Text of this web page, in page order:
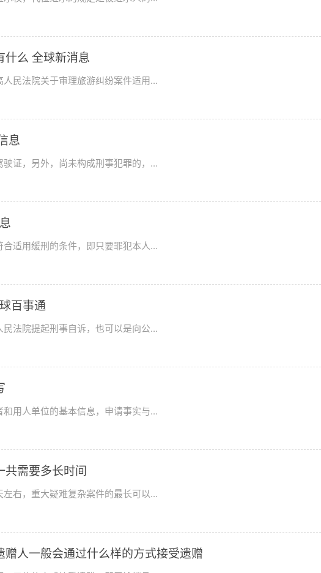
什么 全球新消息
民法院关于审理旅游纠纷案件适用...
息
证，另外，尚未构成刑事犯罪的，...
适用缓刑的条件，即只要罪犯本人...
百事通
法院提起刑事自诉，也可以是向公...
用人单位的基本信息，申请事实与...
共需要多长时间
右，重大疑难复杂案件的最长可以...
赠人一般会通过什么样的方式接受遗赠